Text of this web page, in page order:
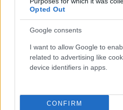
Opted Out
Google consents
I want to allow Google to
related to advertising like
device identifiers in apps.
CONFIRM